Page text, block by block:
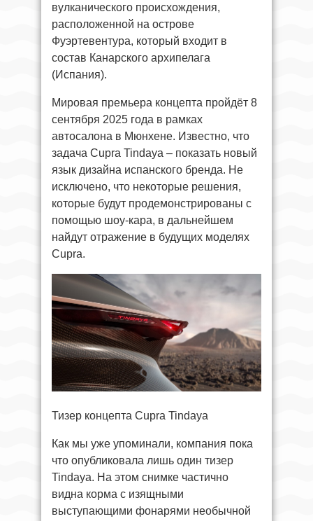
вулканического происхождения,
расположенной на острове
Фуэртевентура, который входит в
состав Канарского архипелага
(Испания).
Мировая премьера концепта пройдёт 8
сентября 2025 года в рамках
автосалона в Мюнхене. Известно, что
задача Cupra Tindaya – показать новый
язык дизайна испанского бренда. Не
исключено, что некоторые решения,
которые будут продемонстрированы с
помощью шоу-кара, в дальнейшем
найдут отражение в будущих моделях
Cupra.
Тизер концепта Cupra Tindaya
Как мы уже упоминали, компания пока
что опубликовала лишь один тизер
Tindaya. На этом снимке частично
видна корма с изящными
выступающими фонарями необычной